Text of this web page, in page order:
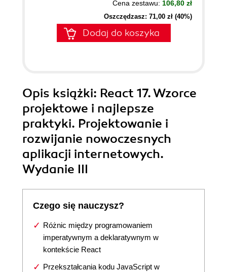
Cena zestawu: 106,80 zł
Oszczędzasz: 71,00 zł (40%)
Dodaj do koszyka
Opis książki: React 17. Wzorce
projektowe i najlepsze
praktyki. Projektowanie i
rozwijanie nowoczesnych
aplikacji internetowych.
Wydanie III
Czego się nauczysz?
Różnic między programowaniem
imperatywnym a deklaratywnym w
kontekście React
Przekształcania kodu JavaScript w